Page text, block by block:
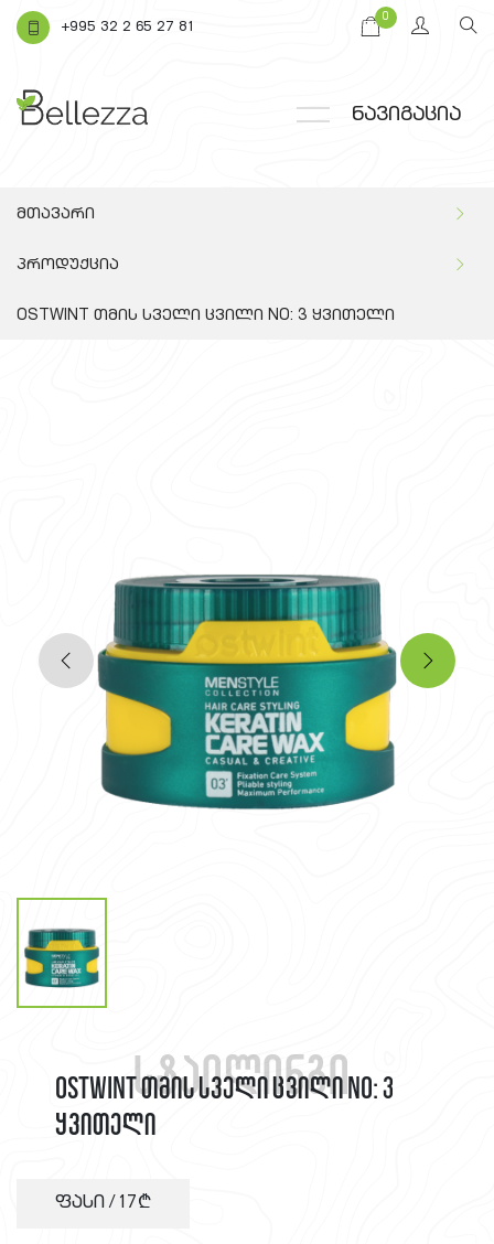
+995 32 2 65 27 81
0
ნავიგაცია
მთავარი
პროდუქცია
OSTWINT თმის სველი ცვილი NO: 3 ყვითელი
სტაილინგი
OSTWINT თმის სველი ცვილი NO: 3
ყვითელი
ფასი / 17